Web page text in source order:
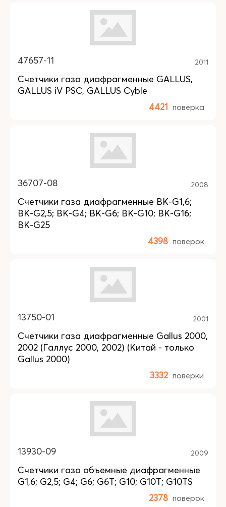
47657-11 2011
Счетчики газа диафрагменные GALLUS,
GALLUS iV PSC, GALLUS Cyble
4421 поверка
36707-08 2008
Счетчики газа диафрагменные BK-G1,6;
BK-G2,5; BK-G4; BK-G6; BK-G10; BK-G16;
BK-G25
4398 поверок
13750-01 2001
Счетчики газа диафрагменные Gallus 2000,
2002 (Галлус 2000, 2002) (Китай - только
Gallus 2000)
3332 поверки
13930-09 2009
Счетчики газа объемные диафрагменные
G1,6; G2,5; G4; G6; G6Т; G10; G10Т; G10ТS
2378 поверок